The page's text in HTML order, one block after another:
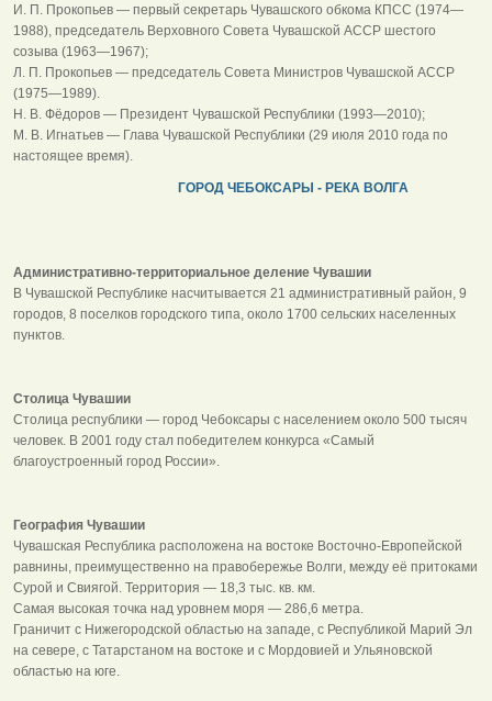
И. П. Прокопьев — первый секретарь Чувашского обкома КПСС (1974—
1988), председатель Верховного Совета Чувашской АССР шестого
созыва (1963—1967);
Л. П. Прокопьев — председатель Совета Министров Чувашской АССР
(1975—1989).
Н. В. Фёдоров — Президент Чувашской Республики (1993—2010);
М. В. Игнатьев — Глава Чувашской Республики (29 июля 2010 года по
настоящее время).
ГОРОД ЧЕБОКСАРЫ - РЕКА ВОЛГА
Административно-территориальное деление Чувашии
В Чувашской Республике насчитывается 21 административный район, 9
городов, 8 поселков городского типа, около 1700 сельских населенных
пунктов.
Столица Чувашии
Столица республики — город Чебоксары с населением около 500 тысяч
человек. В 2001 году стал победителем конкурса «Самый
благоустроенный город России».
География Чувашии
Чувашская Республика расположена на востоке Восточно-Европейской
равнины, преимущественно на правобережье Волги, между её притоками
Сурой и Свиягой. Территория — 18,3 тыс. кв. км.
Самая высокая точка над уровнем моря — 286,6 метра.
Граничит с Нижегородской областью на западе, с Республикой Марий Эл
на севере, с Татарстаном на востоке и с Мордовией и Ульяновской
областью на юге.